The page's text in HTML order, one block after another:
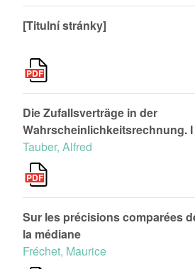
[Titulní stránky]
Die Zufallsverträge in der
Wahrscheinlichkeitsrechnung. I
Tauber, Alfred
Sur les précisions comparées
la médiane
Fréchet, Maurice